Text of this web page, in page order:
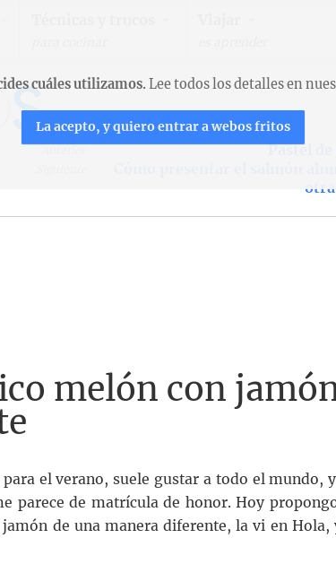
Pastel
melón con
el verano, suele gustar a todo el mundo,
parece de matrícula de honor. Hoy
de una manera diferente, la vi en Hola,
cuáles utilizamos.Lee todos los detalles en
La acepto, y quiero entrar a webos fritos